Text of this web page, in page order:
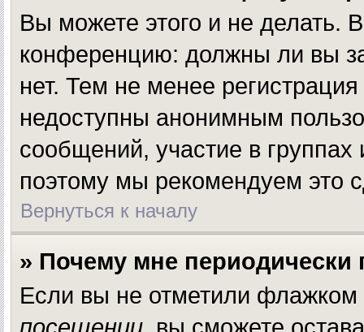
Вы можете этого и не делать.
конференцию: должны ли вы
нет. Тем не менее
недоступны анонимным
сообщений, участие в группах
поэтому мы рекомендуем это
Вернуться к началу
» Почему мне периодически
Если вы не отметили флажком